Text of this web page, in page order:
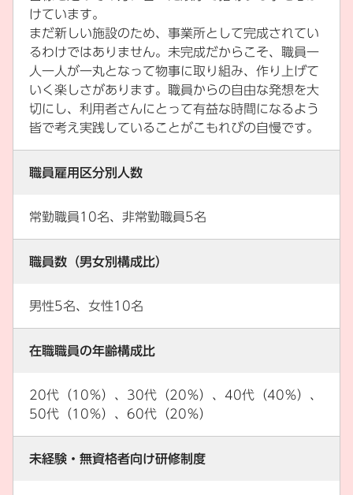
けています。
まだ新しい施設のため、事業所として完成されてい
るわけではありません。未完成だからこそ、職員一
人一人が一丸となって物事に取り組み、作り上げて
いく楽しさがあります。職員からの自由な発想を大
切にし、利用者さんにとって有益な時間になるよう
皆で考え実践していることがこもれびの自慢です。
職員雇用区分別人数
常勤職員10名、非常勤職員5名
職員数（男女別構成比）
男性5名、女性10名
在職職員の年齢構成比
20代（10％）、30代（20％）、40代（40％）、
50代（10％）、60代（20％）
未経験・無資格者向け研修制度